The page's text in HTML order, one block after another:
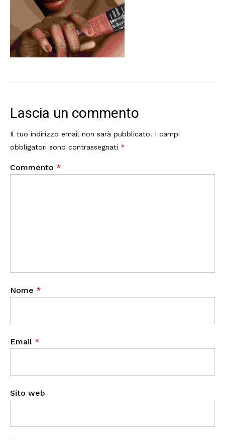
Lascia un commento
Il tuo indirizzo email non sarà pubblicato. I campi
obbligatori sono contrassegnati *
Commento *
Nome *
Email *
Sito web